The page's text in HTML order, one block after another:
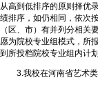
从高到低排序的原则择优
绩排序，如仍相同，依次
（区、市）有并列分相关
愿为院校专业组模式，所
到所投档院校专业组内计
3.我校在河南省艺术类